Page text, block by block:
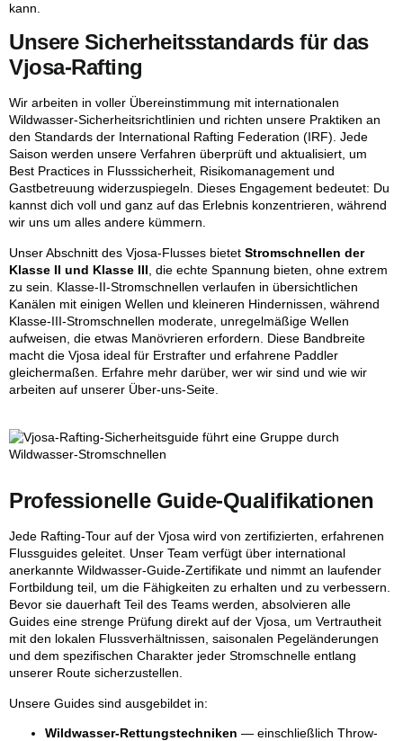
kann.
Unsere Sicherheitsstandards für das
Vjosa-Rafting
Wir arbeiten in voller Übereinstimmung mit internationalen
Wildwasser-Sicherheitsrichtlinien und richten unsere Praktiken an
den Standards der International Rafting Federation (IRF). Jede
Saison werden unsere Verfahren überprüft und aktualisiert, um
Best Practices in Flusssicherheit, Risikomanagement und
Gastbetreuung widerzuspiegeln. Dieses Engagement bedeutet: Du
kannst dich voll und ganz auf das Erlebnis konzentrieren, während
wir uns um alles andere kümmern.
Unser Abschnitt des Vjosa-Flusses bietet Stromschnellen der
Klasse II und Klasse III , die echte Spannung bieten, ohne extrem
zu sein. Klasse-II-Stromschnellen verlaufen in übersichtlichen
Kanälen mit einigen Wellen und kleineren Hindernissen, während
Klasse-III-Stromschnellen moderate, unregelmäßige Wellen
aufweisen, die etwas Manövrieren erfordern. Diese Bandbreite
macht die Vjosa ideal für Erstrafter und erfahrene Paddler
gleichermaßen. Erfahre mehr darüber, wer wir sind und wie wir
arbeiten auf unserer Über-uns-Seite.
Professionelle Guide-Qualifikationen
Jede Rafting-Tour auf der Vjosa wird von zertifizierten, erfahrenen
Flussguides geleitet. Unser Team verfügt über international
anerkannte Wildwasser-Guide-Zertifikate und nimmt an laufender
Fortbildung teil, um die Fähigkeiten zu erhalten und zu verbessern.
Bevor sie dauerhaft Teil des Teams werden, absolvieren alle
Guides eine strenge Prüfung direkt auf der Vjosa, um Vertrautheit
mit den lokalen Flussverhältnissen, saisonalen Pegeländerungen
und dem spezifischen Charakter jeder Stromschnelle entlang
unserer Route sicherzustellen.
Unsere Guides sind ausgebildet in:
Wildwasser-Rettungstechniken — einschließlich Throw-